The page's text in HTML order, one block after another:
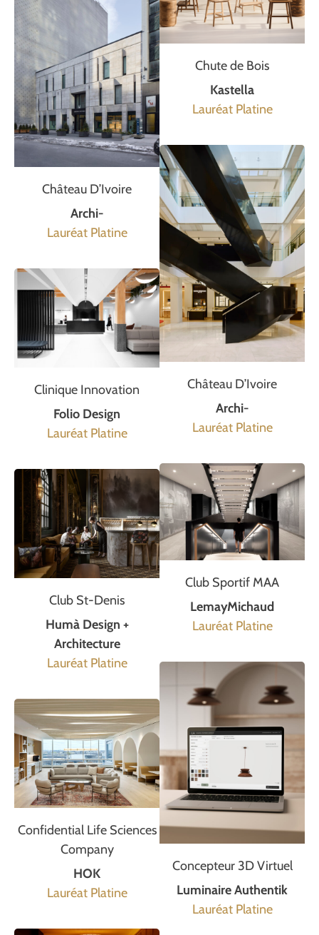
Château D’Ivoire
Archi-
Lauréat Platine
Clinique Innovation
Folio Design
Lauréat Platine
Club St-Denis
Humà Design +
Architecture
Lauréat Platine
Confidential Life Sciences
Company
HOK
Lauréat Platine
Chute de Bois
Kastella
Lauréat Platine
Château D’Ivoire
Archi-
Lauréat Platine
Club Sportif MAA
LemayMichaud
Lauréat Platine
Concepteur 3D Virtuel
Luminaire Authentik
Lauréat Platine